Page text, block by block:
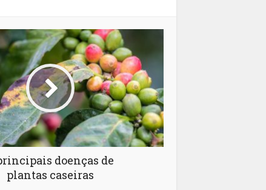
doenças de
plantas caseiras